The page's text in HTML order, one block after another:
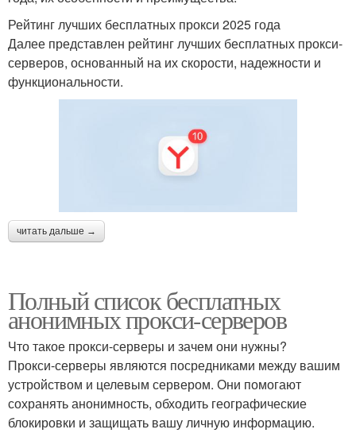
Рейтинг лучших бесплатных прокси 2025 года
Далее представлен рейтинг лучших бесплатных прокси-
серверов, основанный на их скорости, надежности и
функциональности.
читать дальше →
Полный список бесплатных
анонимных прокси-серверов
Что такое прокси-серверы и зачем они нужны?
Прокси-серверы являются посредниками между вашим
устройством и целевым сервером. Они помогают
сохранять анонимность, обходить географические
блокировки и защищать вашу личную информацию.